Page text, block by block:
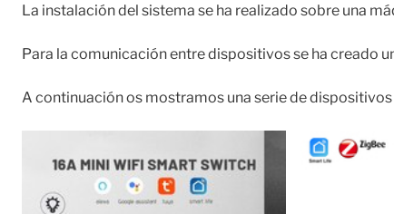
La instalación del sistema se ha realizado sobre una
Para la comunicación entre dispositivos se ha creado
A continuación os mostramos una serie de